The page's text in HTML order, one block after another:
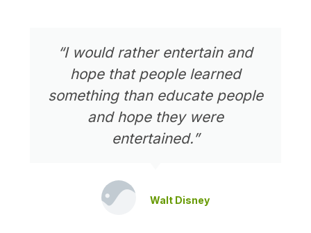
“I would rather entertain and
hope that people learned
something than educate people
and hope they were
entertained.”
Walt Disney